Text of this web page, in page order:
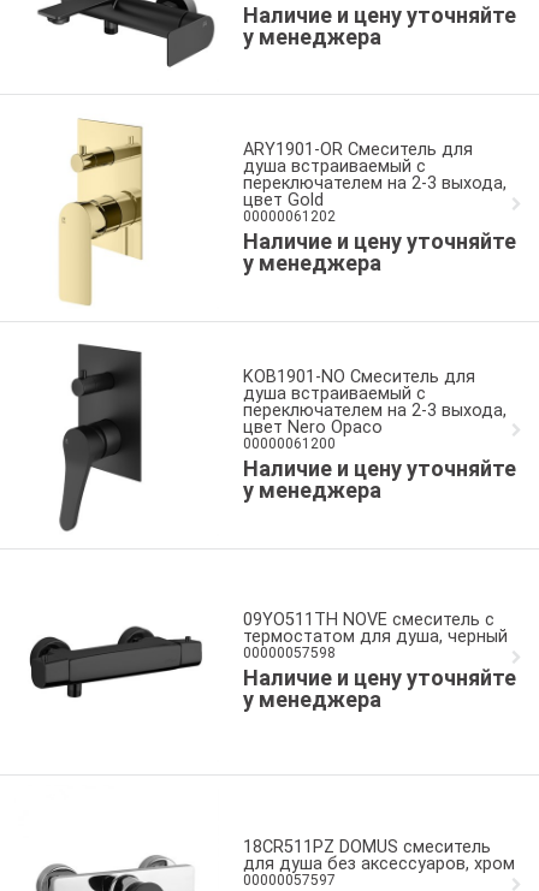
Наличие и цену уточняйте
у менеджера
ARY1901-OR Смеситель для
душа встраиваемый с
переключателем на 2-3 выхода,
цвет Gold
00000061202
Наличие и цену уточняйте
у менеджера
KOB1901-NO Смеситель для
душа встраиваемый с
переключателем на 2-3 выхода,
цвет Nero Opaco
00000061200
Наличие и цену уточняйте
у менеджера
09YO511TH NOVE смеситель с
термостатом для душа, черный
00000057598
Наличие и цену уточняйте
у менеджера
18CR511PZ DOMUS смеситель
для душа без аксессуаров, хром
00000057597